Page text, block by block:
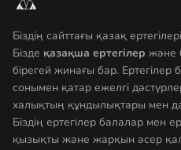
Біздің сайттағы қазақ
Бізде қазақша ертегілер және
бірегей жинағы бар.
сонымен қатар ежелгі
халықтың құндылықтары мен
Біздің ертегілер балалар мен
қызықты және жарқын әсер